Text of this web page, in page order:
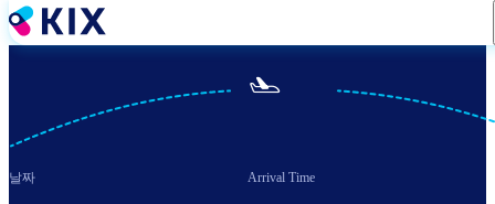
주
요
로
너

날짜 Arrival Time